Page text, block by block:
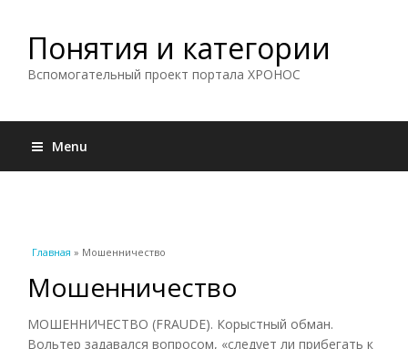
Понятия и категории
Вспомогательный проект портала ХРОНОС
Menu
Вы здесь
Главная » Мошенничество
Мошенничество
МОШЕННИЧЕСТВО (FRAUDE). Корыстный обман.
Вольтер задавался вопросом, «следует ли прибегать к